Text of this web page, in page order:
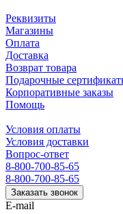
Реквизиты
Магазины
Оплата
Доставка
Возврат товара
Подарочные
Корпоративные заказы
Помощь
Условия оплаты
Условия доставки
Вопрос-ответ
8-800-700-85-65
8-800-700-85-65
Заказать звонок
E-mail